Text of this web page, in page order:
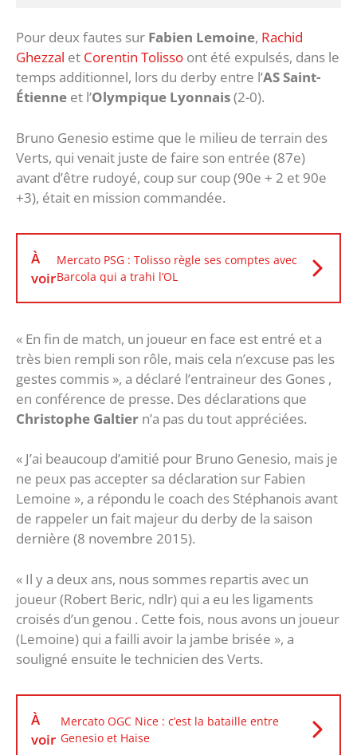
Pour deux fautes sur Fabien Lemoine, Rachid
Ghezzal et Corentin Tolisso ont été expulsés, dans le
temps additionnel, lors du derby entre l’AS Saint-
Étienne et l’Olympique Lyonnais(2-0).
Bruno Genesio estime que le milieu de terrain des
Verts, qui venait juste de faire son entrée (87e)
avant d’être rudoyé, coup sur coup (90e + 2 et 90e
+3), était en mission commandée.
À
voir
Mercato PSG : Tolisso règle ses comptes avec
Barcola qui a trahi l’OL
« En fin de match, un joueur en face est entré et a
très bien rempli son rôle, mais cela n’excuse pas les
gestes commis », a déclaré l’entraineur des Gones ,
en conférence de presse. Des déclarations que
Christophe Galtier n’a pas du tout appréciées.
« J’ai beaucoup d’amitié pour Bruno Genesio, mais je
ne peux pas accepter sa déclaration sur Fabien
Lemoine », a répondu le coach des Stéphanois avant
de rappeler un fait majeur du derby de la saison
dernière (8 novembre 2015).
« Il y a deux ans, nous sommes repartis avec un
joueur (Robert Beric, ndlr) qui a eu les ligaments
croisés d’un genou . Cette fois, nous avons un joueur
(Lemoine) qui a failli avoir la jambe brisée », a
souligné ensuite le technicien des Verts.
À
voir
Mercato OGC Nice : c’est la bataille entre
Genesio et Haise